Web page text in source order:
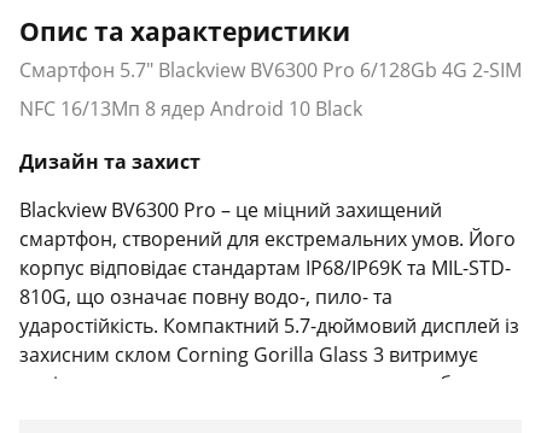
Опис та характеристики
Смартфон 5.7" Blackview BV6300 Pro 6/128Gb 4G 2-SIM
NFC 16/13Мп 8 ядер Android 10 Black
Дизайн та захист
Blackview BV6300 Pro – це міцний захищений
смартфон, створений для екстремальних умов. Його
корпус відповідає стандартам IP68/IP69K та MIL-STD-
810G, що означає повну водо-, пило- та
ударостійкість. Компактний 5.7-дюймовий дисплей із
захисним склом Corning Gorilla Glass 3 витримує
падіння та подряпини, а яскраве жовте оздоблення